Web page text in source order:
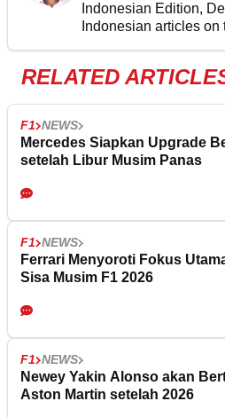
Indonesian Edition,
Indonesian articles on
RELATED
F1 NEWS
Mercedes Siapkan Upgrade
setelah Libur Musim Panas
F1 NEWS
Ferrari Menyoroti Fokus
Sisa Musim F1 2026
F1 NEWS
Newey Yakin Alonso akan
Aston Martin setelah 2026